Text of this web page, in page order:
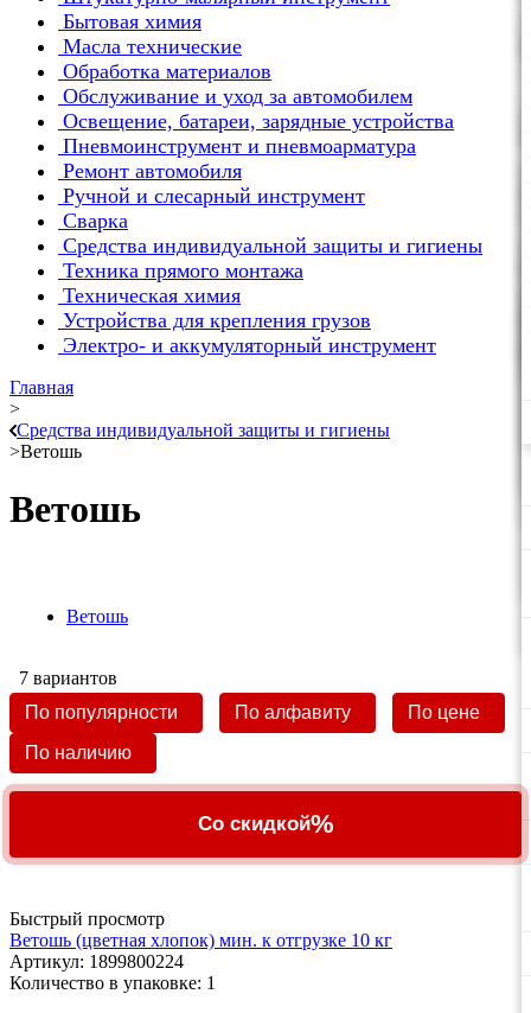
Бытовая химия
Масла технические
Обработка материалов
Обслуживание и уход за автомобилем
Освещение, батареи, зарядные устройства
Пневмоинструмент и пневмоарматура
Ремонт автомобиля
Ручной и слесарный инструмент
Сварка
Средства индивидуальной защиты и гигиены
Техника прямого монтажа
Техническая химия
Устройства для крепления грузов
Электро- и аккумуляторный инструмент
Главная
>
Средства индивидуальной защиты и гигиены
>Ветошь
Ветошь
Ветошь
7 вариантов
По популярности
По алфавиту
По цене
По наличию
Со скидкой%
Быстрый просмотр
Ветошь (цветная хлопок) мин. к отгрузке 10 кг
Артикул: 1899800224
Количество в упаковке: 1